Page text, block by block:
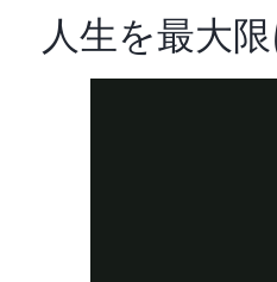
人生を最大